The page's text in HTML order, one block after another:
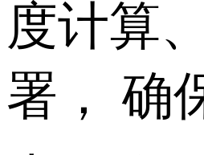
度计算
署， 确